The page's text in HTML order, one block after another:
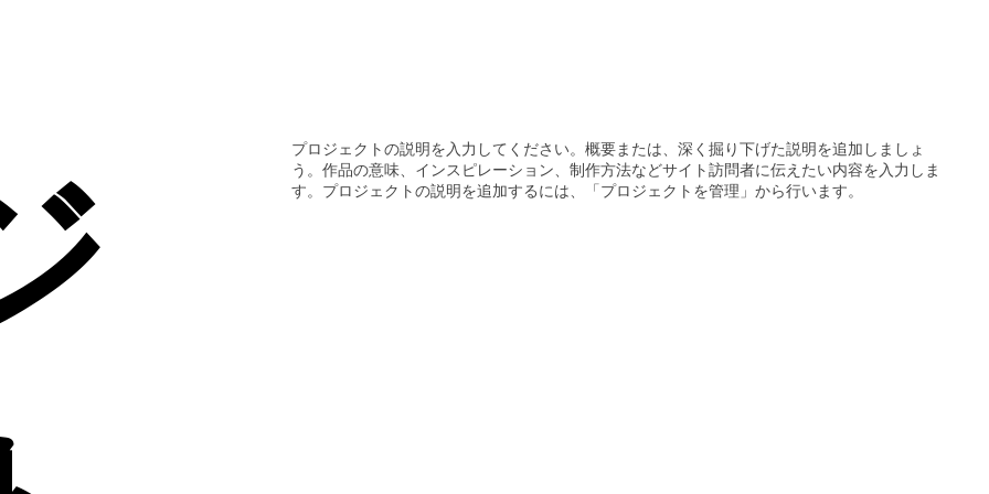
プロジェクトの説明を入力してください。概要または、深く掘り下げた説明を追加しましょ
う。作品の意味、インスピレーション、制作方法などサイト訪問者に伝えたい内容を入力しま
す。プロジェクトの説明を追加するには、「プロジェクトを管理」から行います。